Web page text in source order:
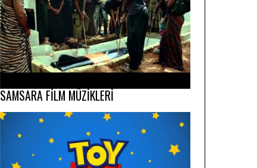
SAMSARA FİLM MÜZİKLERİ